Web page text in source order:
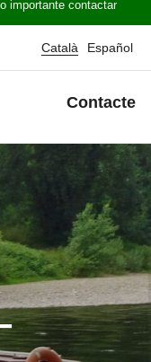
importante contactar
Català Español
Contacte